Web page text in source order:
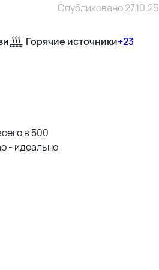
Опубликовано 27.10.25
Горячие источники+23
в 500
- идеально
3 км
5 км